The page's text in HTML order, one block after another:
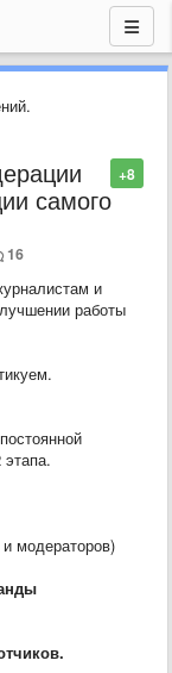
+8
самого
16
и
работы
модераторов)